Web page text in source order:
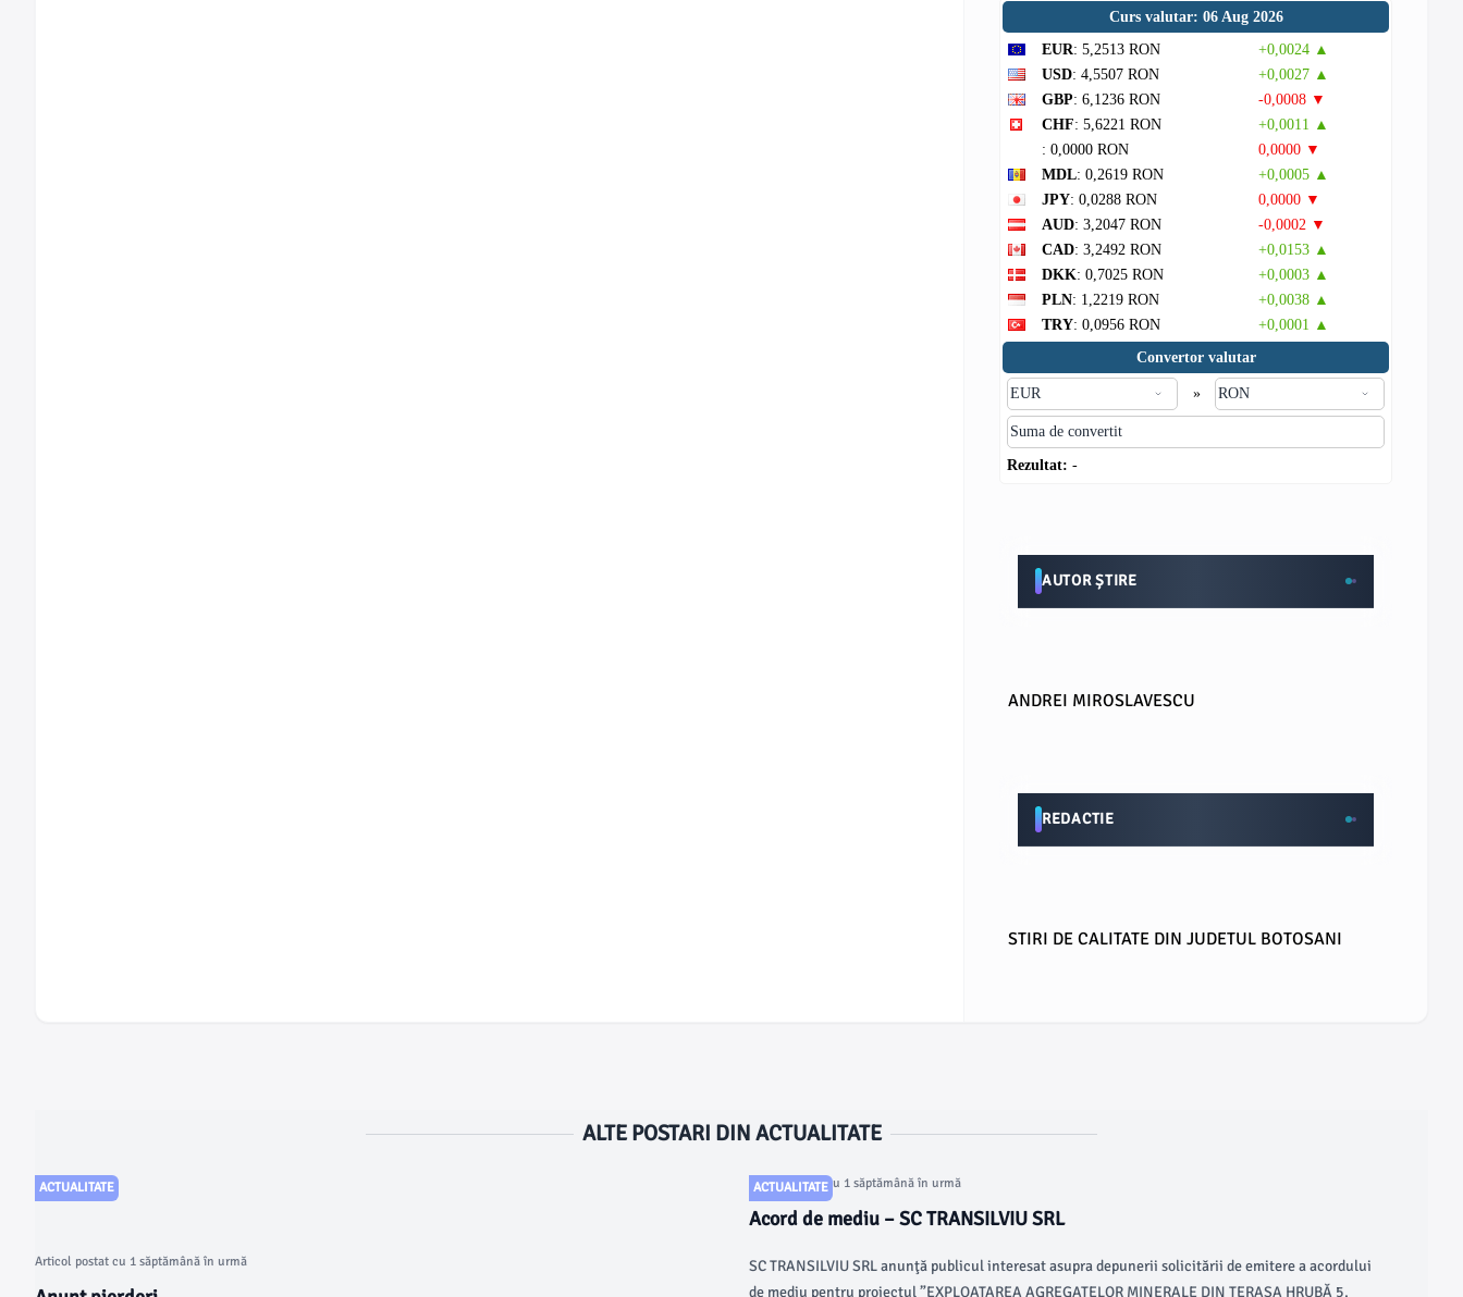
Curs valutar: 06 Aug 2026
EUR: 5,2513 RON
+0,0024 ▲
USD: 4,5507 RON
+0,0027 ▲
GBP: 6,1236 RON
-0,0008 ▼
CHF: 5,6221 RON
+0,0011 ▲
: 0,0000 RON
0,0000 ▼
MDL: 0,2619 RON
+0,0005 ▲
JPY: 0,0288 RON
0,0000 ▼
AUD: 3,2047 RON
-0,0002 ▼
CAD: 3,2492 RON
+0,0153 ▲
DKK: 0,7025 RON
+0,0003 ▲
PLN: 1,2219 RON
+0,0038 ▲
TRY: 0,0956 RON
+0,0001 ▲
Convertor valutar
»
Rezultat: -
AUTOR ȘTIRE
ANDREI MIROSLAVESCU
REDACTIE
STIRI DE CALITATE DIN JUDETUL BOTOSANI
ALTE POSTARI DIN ACTUALITATE
ACTUALITATE
Articol postat cu 1 săptămână în urmă
ACTUALITATE
Articol postat cu 1 săptămână în urmă
Acord de mediu – SC TRANSILVIU SRL
SC TRANSILVIU SRL anunţă publicul interesat asupra depunerii solicitării de emitere a acordului
de mediu pentru proiectul ”EXPLOATAREA AGREGATELOR MINERALE DIN TERASA HRUBĂ 5,